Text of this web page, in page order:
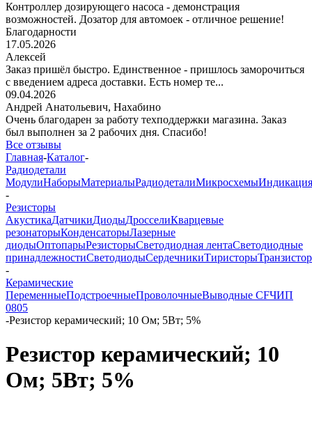
Контроллер дозирующего насоса - демонстрация
возможностей. Дозатор для автомоек - отличное решение!
Благодарности
17.05.2026
Алексей
Заказ пришёл быстро. Единственное - пришлось заморочиться
с введением адреса доставки. Есть номер те...
09.04.2026
Андрей Анатольевич, Нахабино
Очень благодарен за работу техподдержки магазина. Заказ
был выполнен за 2 рабочих дня. Спасибо!
Все отзывы
Главная-Каталог-
Радиодетали
МодулиНаборыМатериалыРадиодеталиМикросхемыИндикация
-
Резисторы
АкустикаДатчикиДиодыДросселиКварцевые
резонаторыКонденсаторыЛазерные
диодыОптопарыРезисторыСветодиодная лентаСветодиодные
принадлежностиСветодиодыСердечникиТиристоры
-
Керамические
ПеременныеПодстроечныеПроволочныеВыводные CFЧИП
0805
-Резистор керамический; 10 Ом; 5Вт; 5%
Резистор керамический; 10
Ом; 5Вт; 5%